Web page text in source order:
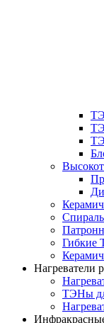
Гибкие
Нагреватели
ТЭНы